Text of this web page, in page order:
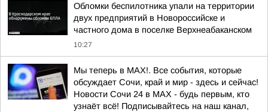
Обломки беспилотника упали на территории
двух предприятий в Новороссийске и
частного дома в поселке Верхнеабаканском
10:27
Мы теперь в MAX!. Все события, которые
обсуждает Сочи, край и мир - здесь и сейчас!
Новости Сочи 24 в MAX - будь первым, кто
узнаёт всё! Подписывайтесь на наш канал,